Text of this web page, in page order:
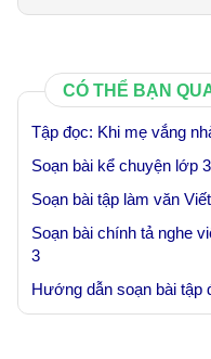
CÓ THỂ BẠN
Tập đọc: Khi mẹ vắng
Soạn bài kể chuyện lớp
Soạn bài tập làm văn
Soạn bài chính tả nghe
3
Hướng dẫn soạn bài tập